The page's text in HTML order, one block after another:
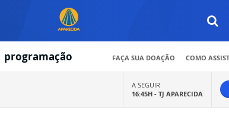
programação FAÇA SUA DOAÇÃO COMO
A SEGUIR
16:45H - TJ APARECIDA